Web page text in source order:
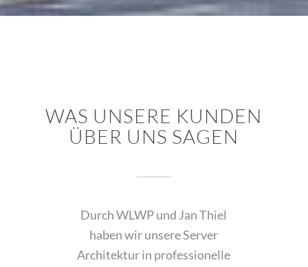
WAS UNSERE KUNDEN
ÜBER UNS SAGEN
Durch WLWP und Jan Thiel
haben wir unsere Server
Architektur in professionelle